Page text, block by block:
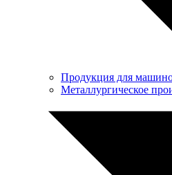
Продукция для
Металлургическое